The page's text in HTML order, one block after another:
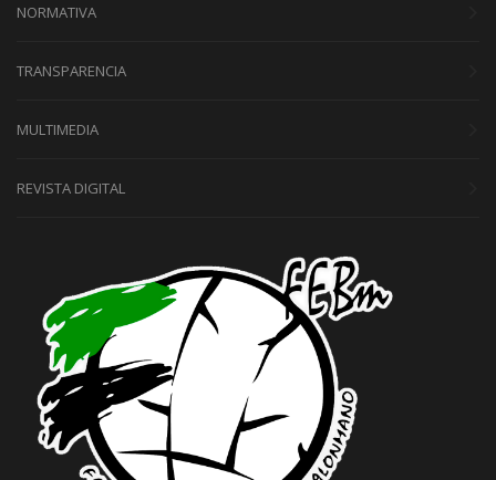
NORMATIVA
TRANSPARENCIA
MULTIMEDIA
REVISTA DIGITAL